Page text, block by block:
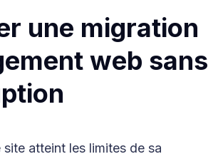
une migration
web sans
atteint les limites de sa